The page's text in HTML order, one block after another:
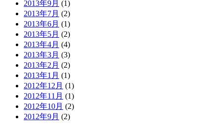
2013年9月 (1)
2013年7月 (2)
2013年6月 (1)
2013年5月 (2)
2013年4月 (4)
2013年3月 (3)
2013年2月 (2)
2013年1月 (1)
2012年12月 (1)
2012年11月 (1)
2012年10月 (2)
2012年9月 (2)